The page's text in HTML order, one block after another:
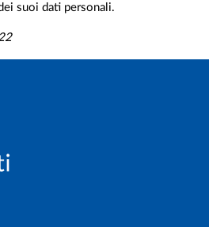
suoi dati personali.